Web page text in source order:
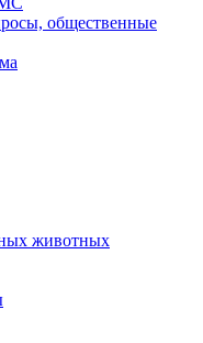
общественные
животных